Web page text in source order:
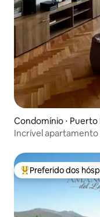
Condomínio ⋅
Incrível apartamento
Entre os melhores
Preferido dos